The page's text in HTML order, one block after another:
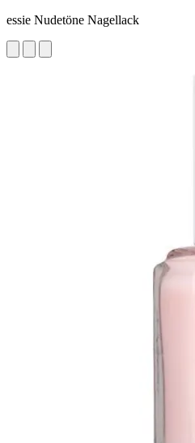
essie Nudetöne Nagellack